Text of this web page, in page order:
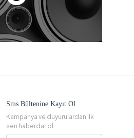
Sms Bültenine Kayıt Ol
Kampanya ve duyurulardan ilk
sen haberdar ol.